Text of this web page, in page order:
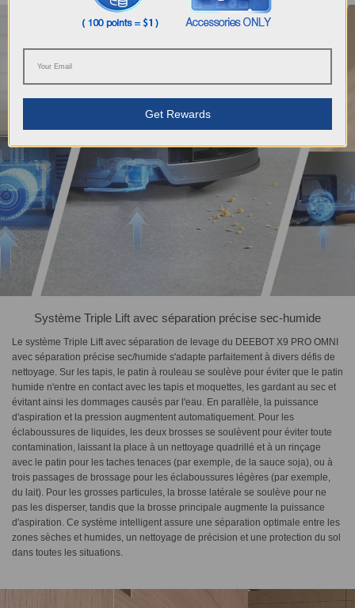
Système Triple Lift avec séparation précise sec-humide
Le système Triple Lift avec séparation de levage du DEEBOT X9 PRO OMNI
avec séparation précise sec/humide s'adapte parfaitement à divers défis de
nettoyage. Sur les tapis, le patin à rouleau se soulève pour éviter que le patin
humide n'entre en contact avec les tapis et moquettes, les gardant au sec et
évitant ainsi les dommages causés par l'eau. En parallèle, la puissance
d'aspiration et la pression augmentent automatiquement. Pour les
éclaboussures de liquides, les deux brosses se soulèvent pour éviter toute
contamination, laissant la place à un nettoyage quadrillé et à un rinçage
avec le patin pour les taches tenaces (par exemple, de la sauce soja), ou à
trois passages de brossage pour les éclaboussures légères (par exemple,
du lait). Pour les grosses particules, la brosse latérale se soulève pour ne
pas les disperser, tandis que la brosse principale augmente la puissance
d'aspiration. Ce système intelligent assure une séparation optimale entre les
zones sèches et humides, un nettoyage de précision et une protection du sol
dans toutes les situations.
Get Rewards